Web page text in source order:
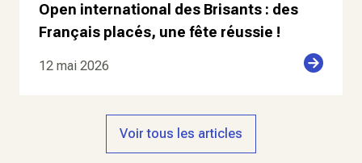
Open international des Brisants : des
Français placés, une fête réussie !
12 mai 2026
Voir tous les articles